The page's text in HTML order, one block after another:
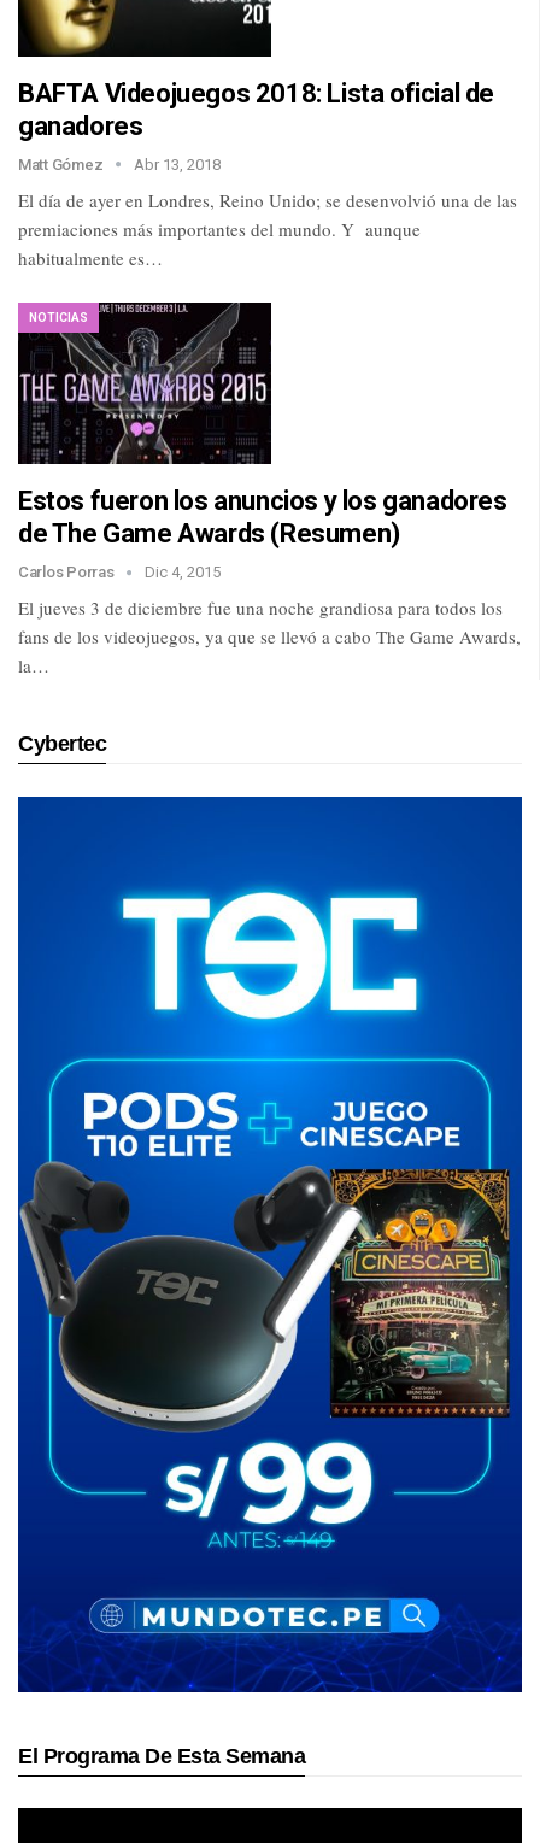
BAFTA Videojuegos 2018: Lista oficial de
ganadores
Matt Gómez Abr 13, 2018
El día de ayer en Londres, Reino Unido; se desenvolvió una de las
premiaciones más importantes del mundo. Y aunque
habitualmente es…
NOTICIAS
Estos fueron los anuncios y los ganadores
de The Game Awards (Resumen)
Carlos Porras Dic 4, 2015
El jueves 3 de diciembre fue una noche grandiosa para todos los
fans de los videojuegos, ya que se llevó a cabo The Game Awards,
la…
Cybertec
El Programa De Esta Semana